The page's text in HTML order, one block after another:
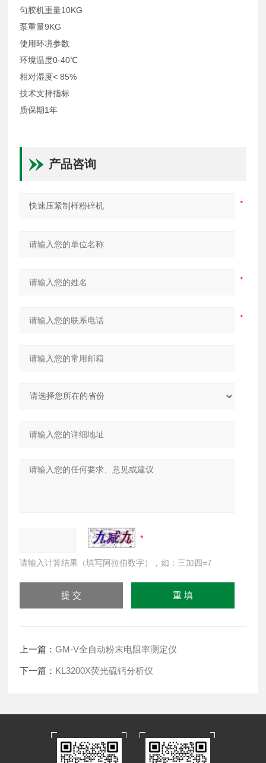
匀胶机重量10KG
泵重量9KG
使用环境参数
环境温度0-40℃
相对湿度< 85%
技术支持指标
质保期1年
产品咨询
请输入计算结果（填写阿拉伯数字），如：三加四=7
上一篇：GM-V全自动粉末电阻率测定仪
下一篇： KL3200X荧光硫钙分析仪